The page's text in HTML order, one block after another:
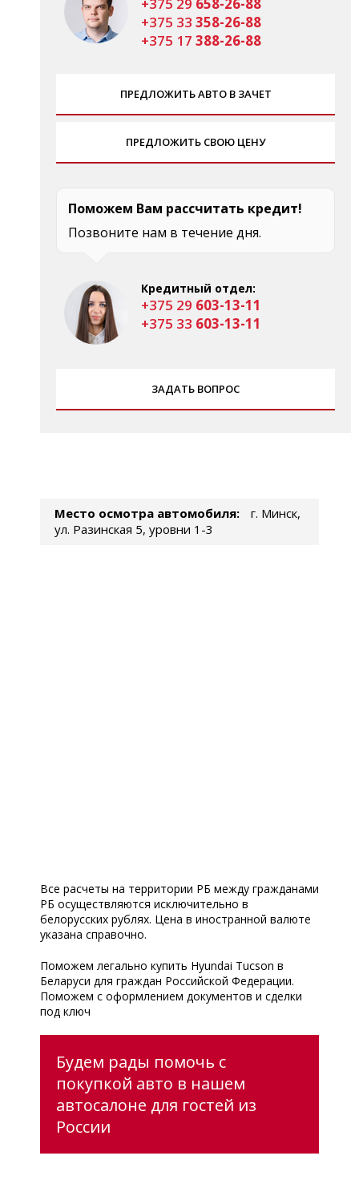
+375 33 358-26-88
+375 17 388-26-88
ПРЕДЛОЖИТЬ АВТО В ЗАЧЕТ
ПРЕДЛОЖИТЬ СВОЮ ЦЕНУ
Поможем Вам рассчитать кредит!
Позвоните нам в течение дня.
Кредитный отдел:
+375 29 603-13-11
+375 33 603-13-11
ЗАДАТЬ ВОПРОС
Место осмотра автомобиля:
г. Минск,
ул. Разинская 5, уровни 1-3
Все расчеты на территории РБ между гражданами
РБ осуществляются исключительно в
белорусских рублях. Цена в иностранной валюте
указана справочно.
Поможем легально купить Hyundai Tucson в
Беларуси для граждан Российской Федерации.
Поможем с оформлением документов и сделки
под ключ
Будем рады помочь с
покупкой авто в нашем
автосалоне для гостей из
России